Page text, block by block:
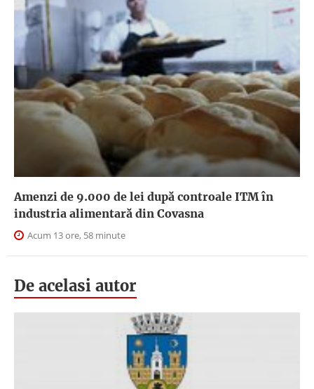
Amenzi de 9.000 de lei după controale ITM în
industria alimentară din Covasna
Acum 13 ore, 58 minute
De acelasi autor